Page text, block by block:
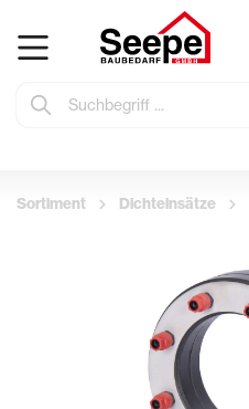
Sortiment Dichteinsätze